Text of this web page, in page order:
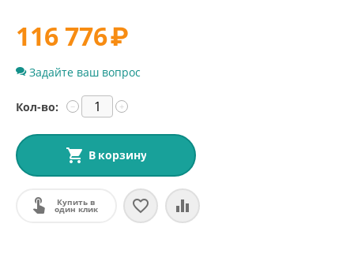
116 776₽
Задайте ваш вопрос
Кол-во: +
−
В корзину
Купить в
один клик